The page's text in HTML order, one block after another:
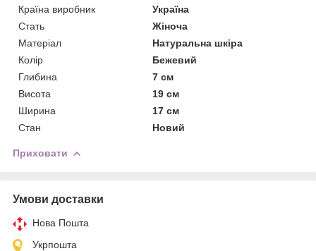
Країна виробник
Україна
Стать
Жіноча
Матеріал
Натуральна шкіра
Колір
Бежевий
Глибина
7 см
Висота
19 см
Ширина
17 см
Стан
Новий
Приховати
Умови доставки
Нова Пошта
Укрпошта